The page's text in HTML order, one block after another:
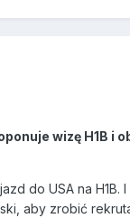
wizę H1B i
do USA na H1B.
aby zrobić